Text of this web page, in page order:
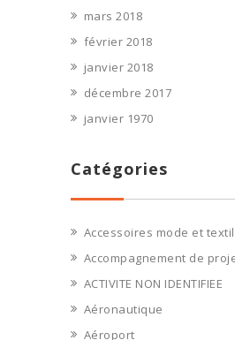
mars 2018
février 2018
janvier 2018
décembre 2017
janvier 1970
Catégories
Accessoires mode et
Accompagnement de
ACTIVITE NON IDENTIFIEE
Aéronautique
Aéroport